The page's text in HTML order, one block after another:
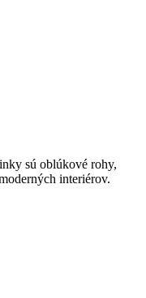
sú oblúkové rohy,
interiérov.